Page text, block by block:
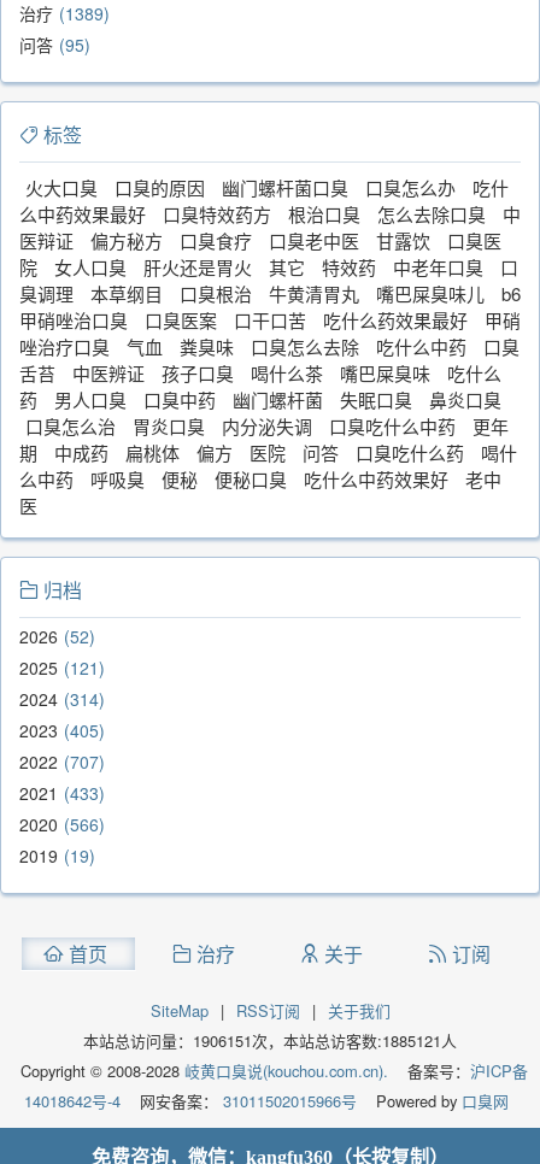
治疗 1389
问答 95
标签
火大口臭 口臭的原因 幽门螺杆菌口臭 口臭怎么办
吃什
么中药效果最好
口臭特效药方 根治口臭 怎么去除口臭
中
医辩证
偏方秘方 口臭食疗 口臭老中医 甘露饮
口臭医
院
女人口臭 肝火还是胃火 其它 特效药 中老年口臭
口
臭调理
本草纲目 口臭根治 牛黄清胃丸 嘴巴屎臭味儿
b6
甲硝唑治口臭
口臭医案 口干口苦 吃什么药效果最好
甲硝
唑治疗口臭
气血 粪臭味 口臭怎么去除 吃什么中药
口臭
舌苔
中医辨证 孩子口臭 喝什么茶 嘴巴屎臭味
吃什么
药
男人口臭 口臭中药 幽门螺杆菌 失眠口臭
鼻炎口臭
口臭怎么治
胃炎口臭 内分泌失调 口臭吃什么中药
更年
期
中成药 扁桃体 偏方 医院 问答 口臭吃什么药
喝什
么中药
呼吸臭 便秘 便秘口臭 吃什么中药效果好
老中
医
归档
2026 52
2025 121
2024 314
2023 405
2022 707
2021
433
2020 566
2019 19
首页 治疗 关于 订阅
SiteMap | RSS订阅 |
关于我们
本站总访问量： 1906151次，本站总访客数:1885121人
Copyright © 2008-2028 岐黄口臭说(kouchou.com.cn). 备案号： 沪ICP备
14018642号-4
网安备案： 31011502015966号 Powered by 口臭网
免费咨询，微信：kangfu360（长按复制）